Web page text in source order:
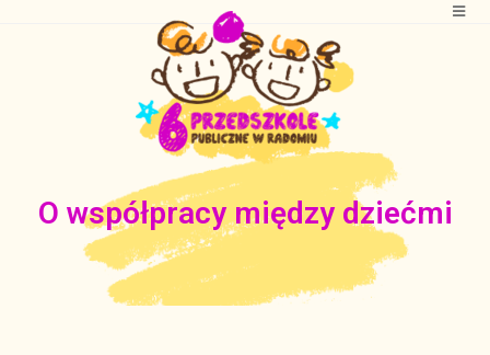
O współpracy między dziećmi